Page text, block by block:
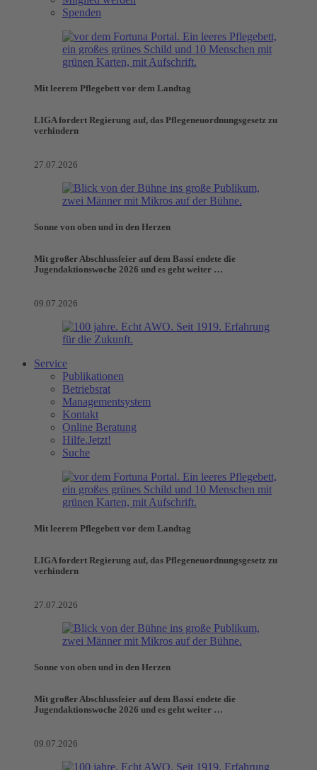
Spenden
Mit leerem Pflegebett vor dem Landtag
LIGA fordert Regierung auf, das Pflegeneuordnungsgesetz zu
verhindern
27.07.2026
Sonne von oben und in den Herzen
Mit großer Abschlussfeier auf dem Bassi endete die
Jugendaktionswoche 2026 und es geht weiter …
09.07.2026
Service
Publikationen
Betriebsrat
Managementsystem
Kontakt
Online Beratung
Hilfe.Jetzt!
Suche
Mit leerem Pflegebett vor dem Landtag
LIGA fordert Regierung auf, das Pflegeneuordnungsgesetz zu
verhindern
27.07.2026
Sonne von oben und in den Herzen
Mit großer Abschlussfeier auf dem Bassi endete die
Jugendaktionswoche 2026 und es geht weiter …
09.07.2026